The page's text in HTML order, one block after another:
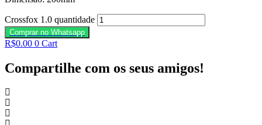
Crossfox 1.0 quantidade
Comprar no Whatsapp
R$0.00 0 Cart
Compartilhe com os seus amigos!